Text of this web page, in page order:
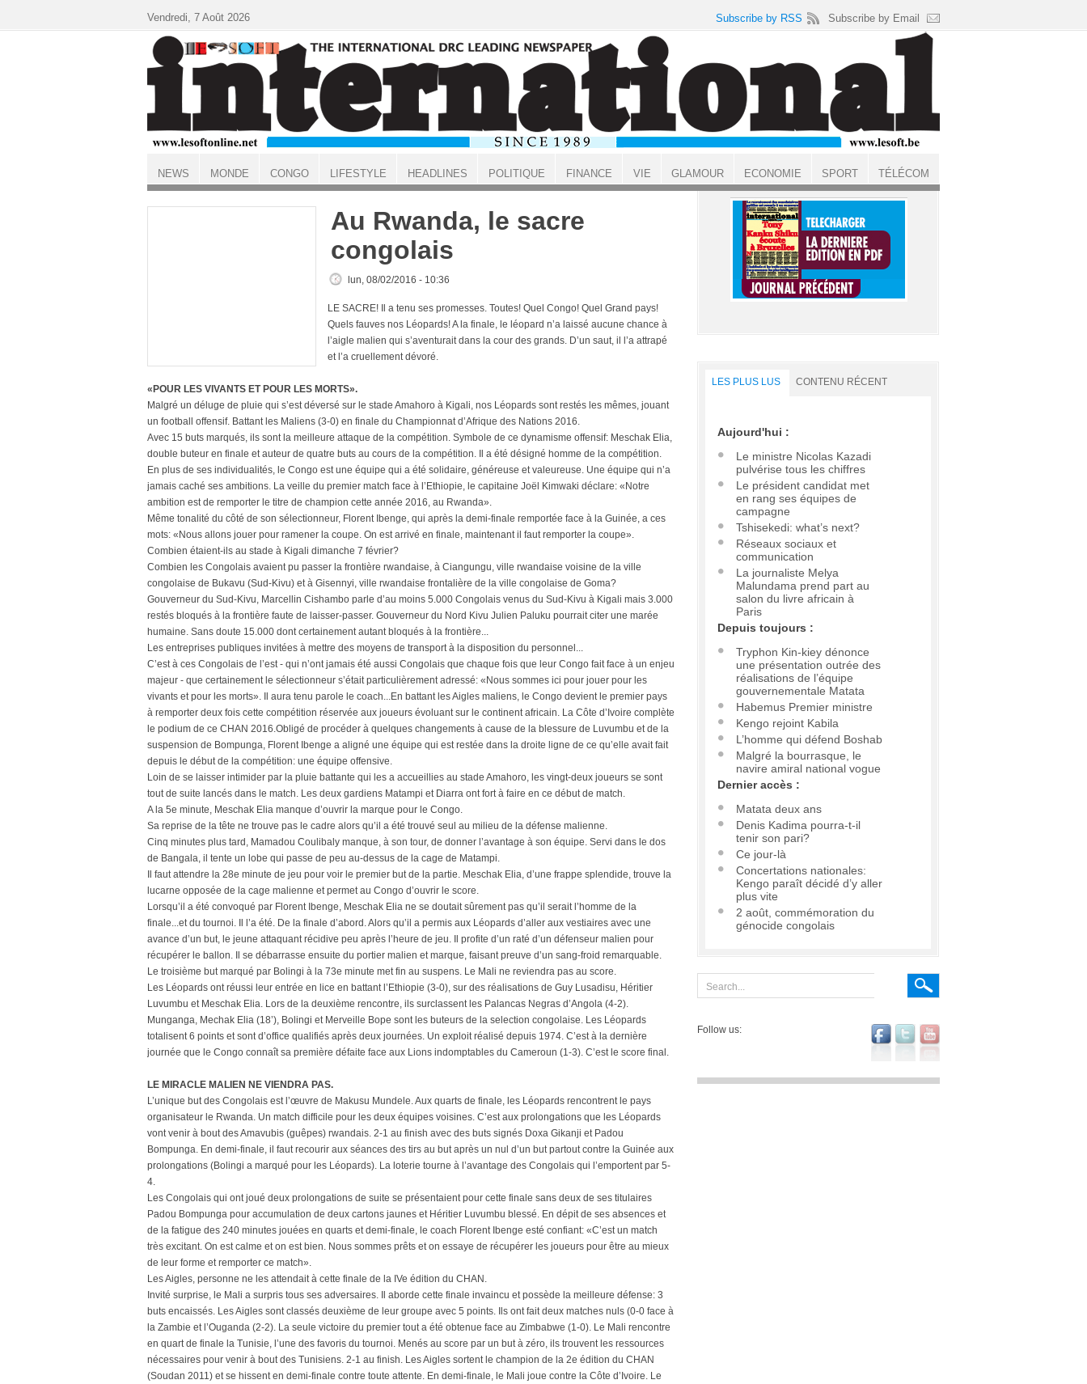
ACCUEIL
Au Rwanda, le sacre
congolais
lun, 08/02/2016 - 10:36
LE SACRE! Il a tenu ses promesses. Toutes! Quel Congo! Quel Grand pays!
Quels fauves nos Léopards! A la finale, le léopard n’a laissé aucune chance à
l’aigle malien qui s’aventurait dans la cour des grands. D’un saut, il l’a attrapé
et l’a cruellement dévoré.
«POUR LES VIVANTS ET POUR LES MORTS».
Malgré un déluge de pluie qui s’est déversé sur le stade Amahoro à Kigali, nos Léopards sont restés les mêmes, jouant
un football offensif. Battant les Maliens (3-0) en finale du Championnat d’Afrique des Nations 2016.
Avec 15 buts marqués, ils sont la meilleure attaque de la compétition. Symbole de ce dynamisme offensif: Meschak Elia,
double buteur en finale et auteur de quatre buts au cours de la compétition. Il a été désigné homme de la compétition.
En plus de ses individualités, le Congo est une équipe qui a été solidaire, généreuse et valeureuse. Une équipe qui n’a
jamais caché ses ambitions. La veille du premier match face à l’Ethiopie, le capitaine Joël Kimwaki déclare: «Notre
ambition est de remporter le titre de champion cette année 2016, au Rwanda».
Même tonalité du côté de son sélectionneur, Florent Ibenge, qui après la demi-finale remportée face à la Guinée, a ces
mots: «Nous allons jouer pour ramener la coupe. On est arrivé en finale, maintenant il faut remporter la coupe».
Combien étaient-ils au stade à Kigali dimanche 7 février?
Combien les Congolais avaient pu passer la frontière rwandaise, à Ciangungu, ville rwandaise voisine de la ville
congolaise de Bukavu (Sud-Kivu) et à Gisennyi, ville rwandaise frontalière de la ville congolaise de Goma?
Gouverneur du Sud-Kivu, Marcellin Cishambo parle d’au moins 5.000 Congolais venus du Sud-Kivu à Kigali mais 3.000
restés bloqués à la frontière faute de laisser-passer. Gouverneur du Nord Kivu Julien Paluku pourrait citer une marée
humaine. Sans doute 15.000 dont certainement autant bloqués à la frontière...
Les entreprises publiques invitées à mettre des moyens de transport à la disposition du personnel...
C’est à ces Congolais de l’est - qui n’ont jamais été aussi Congolais que chaque fois que leur Congo fait face à un enjeu
majeur - que certainement le sélectionneur s’était particulièrement adressé: «Nous sommes ici pour jouer pour les
vivants et pour les morts». Il aura tenu parole le coach...En battant les Aigles maliens, le Congo devient le premier pays
à remporter deux fois cette compétition réservée aux joueurs évoluant sur le continent africain. La Côte d’Ivoire complète
le podium de ce CHAN 2016.Obligé de procéder à quelques changements à cause de la blessure de Luvumbu et de la
suspension de Bompunga, Florent Ibenge a aligné une équipe qui est restée dans la droite ligne de ce qu’elle avait fait
depuis le début de la compétition: une équipe offensive.
Loin de se laisser intimider par la pluie battante qui les a accueillies au stade Amahoro, les vingt-deux joueurs se sont
tout de suite lancés dans le match. Les deux gardiens Matampi et Diarra ont fort à faire en ce début de match.
A la 5e minute, Meschak Elia manque d’ouvrir la marque pour le Congo.
Sa reprise de la tête ne trouve pas le cadre alors qu’il a été trouvé seul au milieu de la défense malienne.
Cinq minutes plus tard, Mamadou Coulibaly manque, à son tour, de donner l’avantage à son équipe. Servi dans le dos
de Bangala, il tente un lobe qui passe de peu au-dessus de la cage de Matampi.
Il faut attendre la 28e minute de jeu pour voir le premier but de la partie. Meschak Elia, d’une frappe splendide, trouve la
lucarne opposée de la cage malienne et permet au Congo d’ouvrir le score.
Lorsqu’il a été convoqué par Florent Ibenge, Meschak Elia ne se doutait sûrement pas qu’il serait l’homme de la
finale...et du tournoi. Il l’a été. De la finale d’abord. Alors qu’il a permis aux Léopards d’aller aux vestiaires avec une
avance d’un but, le jeune attaquant récidive peu après l’heure de jeu. Il profite d’un raté d’un défenseur malien pour
récupérer le ballon. Il se débarrasse ensuite du portier malien et marque, faisant preuve d’un sang-froid remarquable.
Le troisième but marqué par Bolingi à la 73e minute met fin au suspens. Le Mali ne reviendra pas au score.
Les Léopards ont réussi leur entrée en lice en battant l’Ethiopie (3-0), sur des réalisations de Guy Lusadisu, Héritier
Luvumbu et Meschak Elia. Lors de la deuxième rencontre, ils surclassent les Palancas Negras d’Angola (4-2).
Munganga, Mechak Elia (18’), Bolingi et Merveille Bope sont les buteurs de la selection congolaise. Les Léopards
totalisent 6 points et sont d’office qualifiés après deux journées. Un exploit réalisé depuis 1974. C’est à la dernière
journée que le Congo connaît sa première défaite face aux Lions indomptables du Cameroun (1-3). C’est le score final.
LE MIRACLE MALIEN NE VIENDRA PAS.
L’unique but des Congolais est l’œuvre de Makusu Mundele. Aux quarts de finale, les Léopards rencontrent le pays
organisateur le Rwanda. Un match difficile pour les deux équipes voisines. C’est aux prolongations que les Léopards
vont venir à bout des Amavubis (guêpes) rwandais. 2-1 au finish avec des buts signés Doxa Gikanji et Padou
Bompunga. En demi-finale, il faut recourir aux séances des tirs au but après un nul d’un but partout contre la Guinée aux
prolongations (Bolingi a marqué pour les Léopards). La loterie tourne à l’avantage des Congolais qui l’emportent par 5-
4.
Les Congolais qui ont joué deux prolongations de suite se présentaient pour cette finale sans deux de ses titulaires
Padou Bompunga pour accumulation de deux cartons jaunes et Héritier Luvumbu blessé. En dépit de ses absences et
de la fatigue des 240 minutes jouées en quarts et demi-finale, le coach Florent Ibenge esté confiant: «C’est un match
très excitant. On est calme et on est bien. Nous sommes prêts et on essaye de récupérer les joueurs pour être au mieux
de leur forme et remporter ce match».
Les Aigles, personne ne les attendait à cette finale de la IVe édition du CHAN.
Invité surprise, le Mali a surpris tous ses adversaires. Il aborde cette finale invaincu et possède la meilleure défense: 3
buts encaissés. Les Aigles sont classés deuxième de leur groupe avec 5 points. Ils ont fait deux matches nuls (0-0 face à
la Zambie et l’Ouganda (2-2). La seule victoire du premier tout a été obtenue face au Zimbabwe (1-0). Le Mali rencontre
en quart de finale la Tunisie, l’une des favoris du tournoi. Menés au score par un but à zéro, ils trouvent les ressources
nécessaires pour venir à bout des Tunisiens. 2-1 au finish. Les Aigles sortent le champion de la 2e édition du CHAN
(Soudan 2011) et se hissent en demi-finale contre toute attente. En demi-finale, le Mali joue contre la Côte d’Ivoire. Le
LES PLUS LUS CONTENU RÉCENT
Aujourd'hui :
Le ministre Nicolas Kazadi
pulvérise tous les chiffres
Le président candidat met
en rang ses équipes de
campagne
Tshisekedi: what’s next?
Réseaux sociaux et
communication
La journaliste Melya
Malundama prend part au
salon du livre africain à
Paris
Depuis toujours :
Tryphon Kin-kiey dénonce
une présentation outrée des
réalisations de l’équipe
gouvernementale Matata
Habemus Premier ministre
Kengo rejoint Kabila
L’homme qui défend Boshab
Malgré la bourrasque, le
navire amiral national vogue
Dernier accès :
Matata deux ans
Denis Kadima pourra-t-il
tenir son pari?
Ce jour-là
Concertations nationales:
Kengo paraît décidé d’y aller
plus vite
2 août, commémoration du
génocide congolais
Follow us:
Vendredi, 7 Août 2026 Subscribe by RSS Subscribe by Email
NEWS MONDE CONGO LIFESTYLE HEADLINES POLITIQUE FINANCE VIE GLAMOUR ECONOMIE SPORT TÉLÉCOM